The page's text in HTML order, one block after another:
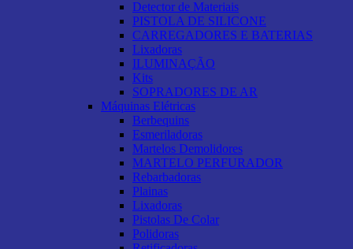
Detector de Materiais
PISTOLA DE SILICONE
CARREGADORES E BATERIAS
Lixadoras
ILUMINAÇÃO
Kits
SOPRADORES DE AR
Máquinas Elétricas
Berbequins
Esmeriladoras
Martelos Demolidores
MARTELO PERFURADOR
Rebarbadoras
Plainas
Lixadoras
Pistolas De Colar
Polidoras